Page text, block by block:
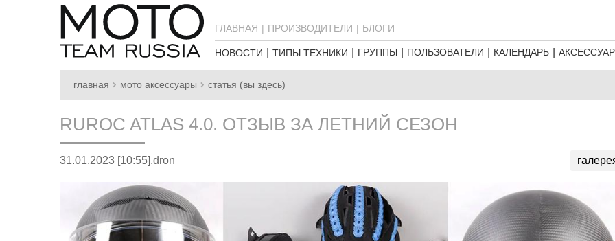
ГЛАВНАЯ ПРОИЗВОДИТЕЛИ БЛОГИ
НОВОСТИ ТИПЫ ТЕХНИКИ ГРУППЫ ПОЛЬЗОВАТЕЛИ КАЛЕНДАРЬ
главная мото аксессуары статья (вы здесь)
RUROC ATLAS 4.0. ОТЗЫВ ЗА ЛЕТНИЙ СЕЗОН
31.01.2023 [10:55],dron